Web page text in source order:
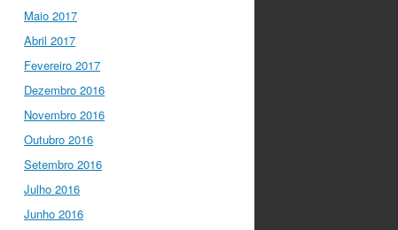
Maio 2017
Abril 2017
Fevereiro 2017
Dezembro 2016
Novembro 2016
Outubro 2016
Setembro 2016
Julho 2016
Junho 2016